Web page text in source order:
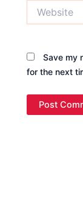
Save my
for the next